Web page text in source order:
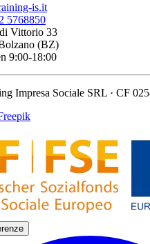
is.it
5768850
Vittorio 33
(BZ)
9:00-18:00
Impresa Sociale SRL · CF